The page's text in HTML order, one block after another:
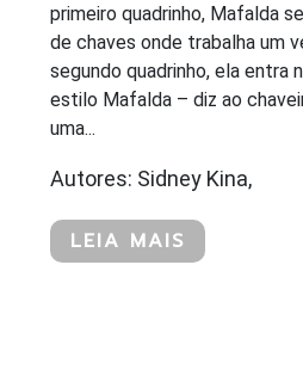
primeiro quadrinho, Mafalda
de chaves onde trabalha um
segundo quadrinho, ela entra
estilo Mafalda – diz ao
uma...
Autores: Sidney Kina,
LEIA MAIS